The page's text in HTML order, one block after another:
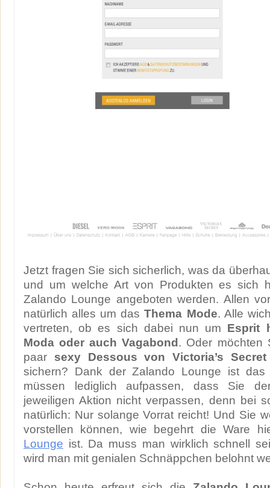
Jetzt fragen Sie sich sicherlich, was da
und um welche Art von Produkten es sich
Zalando Lounge angeboten werden. Allen
natürlich alles um dasThema Mode. Alle
vertreten, ob es sich dabei nun um Esprit
Moda oder auch Vagabond. Oder möchten
paar sexy Dessous von Victoria’s Secret
sichern? Dank der Zalando Lounge ist das
müssen lediglich aufpassen, dass Sie
jeweiligen Aktion nicht verpassen, denn bei
natürlich: Nur solange Vorrat reicht! Und Sie
vorstellen können, wie begehrt die Ware
Lounge ist. Da muss man wirklich schnell
wird man mit genialen Schnäppchen belohnt